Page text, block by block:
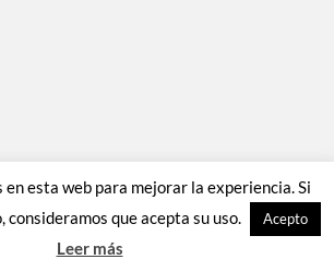
esta web para mejorar la experiencia. Si
consideramos que acepta su uso.
Acepto
Leer más